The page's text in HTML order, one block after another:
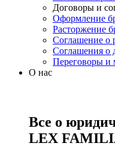
Договоры и
Оформление
Расторжение
Соглашение о
Соглашения о
Переговоры и
О нас
Все о
LEX